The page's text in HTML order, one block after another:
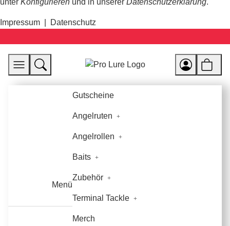
unter Konfigurieren und in unserer Datenschutzerklärung.
Impressum Datenschutz
Menü
Gutscheine
Angelruten
Angelrollen
Baits
Zubehör
Terminal Tackle
Merch